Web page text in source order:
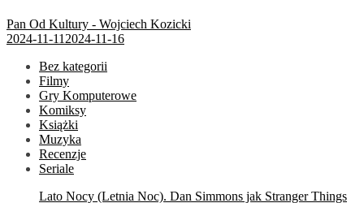
Pan Od Kultury - Wojciech Kozicki
2024-11-11 2024-11-16
Bez kategorii
Filmy
Gry Komputerowe
Komiksy
Książki
Muzyka
Recenzje
Seriale
Lato Nocy (Letnia Noc). Dan Simmons jak Stranger Things